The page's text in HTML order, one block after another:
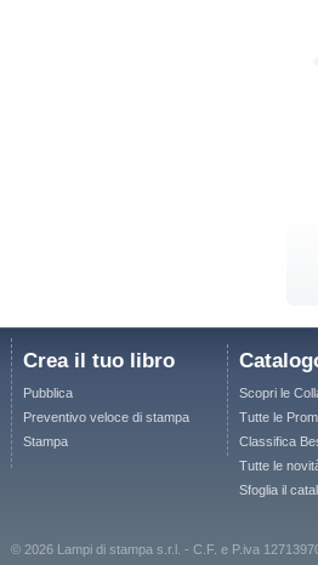
Crea il tuo libro
Pubblica
Preventivo veloce di stampa
Stampa
Scopri le
Tutte le
Classifica
Tutte le
Sfoglia il
© 2026 Lampi di stampa s.r.l. - C.F. e P.iva